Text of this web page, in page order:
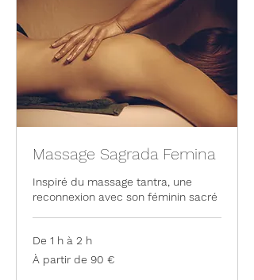
Massage Sagrada Femina
Inspiré du massage tantra, une
reconnexion avec son féminin sacré
De 1 h à 2 h
À
partir
À partir de 90 €